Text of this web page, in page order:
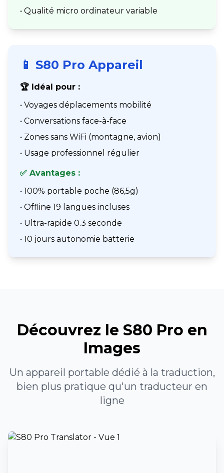
• Qualité micro ordinateur variable
📱 S80 Pro Appareil
🏆 Idéal pour :
• Voyages déplacements mobilité
• Conversations face-à-face
• Zones sans WiFi (montagne, avion)
• Usage professionnel régulier
✅ Avantages :
• 100% portable poche (86,5g)
• Offline 19 langues incluses
• Ultra-rapide 0.3 seconde
• 10 jours autonomie batterie
Découvrez le S80 Pro en
Images
Un appareil portable dédié à la traduction,
bien plus pratique qu'un traducteur en
ligne